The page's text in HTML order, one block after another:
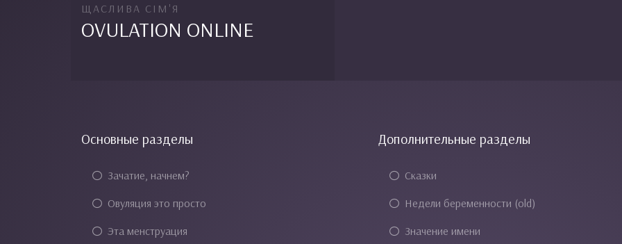
ЩАСЛИВА СІМ'Я
OVULATION ONLINE
Основные разделы
Зачатие, начнем?
Овуляция это просто
Эта менструация
Дополнительные разделы
Сказки
Недели беременности (old)
Значение имени